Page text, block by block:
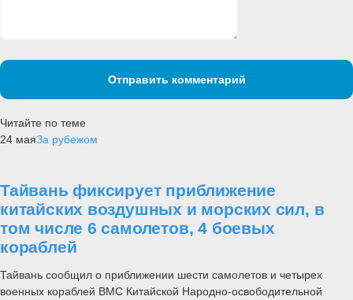
Отправить комментарий
Читайте по теме
24 маяЗа рубежом
Тайвань фиксирует приближение
китайских воздушных и морских сил, в
том числе 6 самолетов, 4 боевых
кораблей
Тайвань сообщил о приближении шести самолетов и четырех
военных кораблей ВМС Китайской Народно-освободительной